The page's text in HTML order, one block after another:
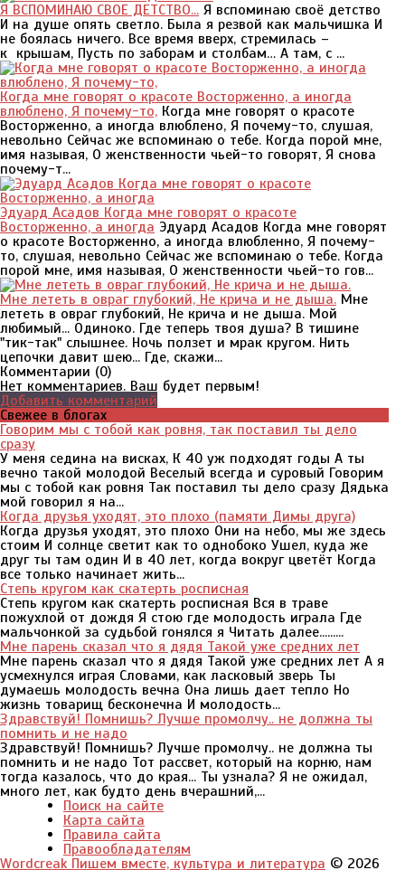
Я ВСПОМИНАЮ СВОЕ ДЕТСТВО... Я вспоминаю своё детство
И на душе опять светло. Была я резвой как мальчишка И
не боялась ничего. Все время вверх, стремилась –
к крышам, Пусть по заборам и столбам… А там, с ...
Когда мне говорят о красоте Восторженно, а иногда
влюблено, Я почему-то, Когда мне говорят о красоте
Восторженно, а иногда влюблено, Я почему-то, слушая,
невольно Сейчас же вспоминаю о тебе. Когда порой мне,
имя называя, О женственности чьей-то говорят, Я снова
почему-т...
Эдуард Асадов Когда мне говорят о красоте
Восторженно, а иногда Эдуард Асадов Когда мне говорят
о красоте Восторженно, а иногда влюбленно, Я почему-
то, слушая, невольно Сейчас же вспоминаю о тебе. Когда
порой мне, имя называя, О женственности чьей-то гов...
Мне лететь в овраг глубокий, Не крича и не дыша. Мне
лететь в овраг глубокий, Не крича и не дыша. Мой
любимый... Одиноко. Где теперь твоя душа? В тишине
"тик-так" слышнее. Ночь ползет и мрак кругом. Нить
цепочки давит шею... Где, скажи...
Комментарии (0)
Нет комментариев. Ваш будет первым!
Добавить комментарий
Свежее в блогах
Говорим мы с тобой как ровня, так поставил ты дело
сразу
У меня седина на висках, К 40 уж подходят годы А ты
вечно такой молодой Веселый всегда и суровый Говорим
мы с тобой как ровня Так поставил ты дело сразу Дядька
мой говорил я на...
Когда друзья уходят, это плохо (памяти Димы друга)
Когда друзья уходят, это плохо Они на небо, мы же здесь
стоим И солнце светит как то однобоко Ушел, куда же
друг ты там один И в 40 лет, когда вокруг цветёт Когда
все только начинает жить...
Степь кругом как скатерть росписная
Степь кругом как скатерть росписная Вся в траве
пожухлой от дождя Я стою где молодость играла Где
мальчонкой за судьбой гонялся я Читать далее.........
Мне парень сказал что я дядя Такой уже средних лет
Мне парень сказал что я дядя Такой уже средних лет А я
усмехнулся играя Словами, как ласковый зверь Ты
думаешь молодость вечна Она лишь дает тепло Но
жизнь товарищ бесконечна И молодость...
Здравствуй! Помнишь? Лучше промолчу.. не должна ты
помнить и не надо
Здравствуй! Помнишь? Лучше промолчу.. не должна ты
помнить и не надо Тот рассвет, который на корню, нам
тогда казалось, что до края... Ты узнала? Я не ожидал,
много лет, как будто день вчерашний,...
Поиск на сайте
Карта сайта
Правила сайта
Правообладателям
Wordcreak Пишем вместе, культура и литература © 2026